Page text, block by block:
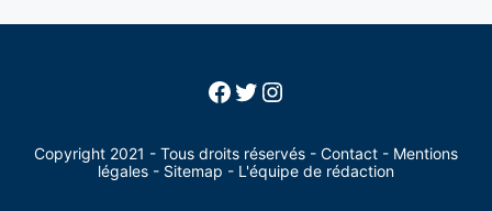
Facebook
Twitter
Instagram
Copyright 2021 - Tous droits réservés - Contact - Mentions
légales - Sitemap - L'équipe de rédaction